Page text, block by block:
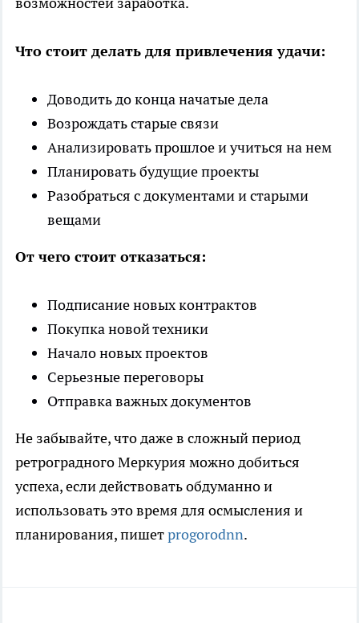
Что стоит делать для привлечения удачи:
Доводить до конца начатые дела
Возрождать старые связи
Анализировать прошлое и учиться на нем
Планировать будущие проекты
Разобраться с документами и старыми
вещами
От чего стоит отказаться:
Подписание новых контрактов
Покупка новой техники
Начало новых проектов
Серьезные переговоры
Отправка важных документов
Не забывайте, что даже в сложный период
ретроградного Меркурия можно добиться
успеха, если действовать обдуманно и
использовать это время для осмысления и
планирования, пишетprogorodnn.